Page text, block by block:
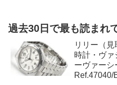
過去30日で最も読まれ
リリー（
時計・ヴァ
ーヴァーシ
Ref.47040/